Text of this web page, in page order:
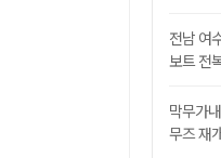
전남 여
보트 전
막무가
무즈 재